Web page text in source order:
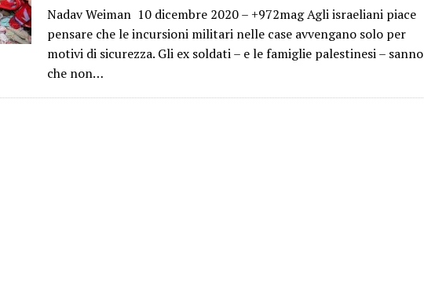
Nadav Weiman 10 dicembre 2020 – +972mag Agli israeliani piace
pensare che le incursioni militari nelle case avvengano solo per
motivi di sicurezza. Gli ex soldati – e le famiglie palestinesi – sanno
che non…